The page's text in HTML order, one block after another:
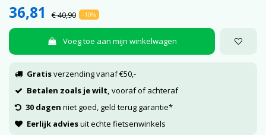
36,81 € 40,90 -10%
Voeg toe aan mijn winkelwagen
Gratisverzending vanaf €50,-
Betalen zoals je wilt, vooraf of achteraf
30 dagen niet goed, geld terug garantie*
Eerlijk adviesuit echte fietsenwinkels